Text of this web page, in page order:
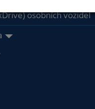
osobních vozidel